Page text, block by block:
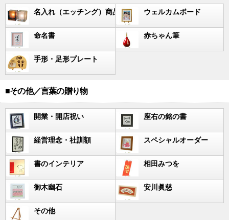
名入れ（エッチング）商品 ウェルカムボード
命名書 赤ちゃん筆
手形・足形プレート
■その他／言葉の贈り物
開業・開店祝い 座右の銘の書
経営理念・社訓額 スペシャルオーダー
書のインテリア 相田みつを
御木幽石 安川眞慈
その他